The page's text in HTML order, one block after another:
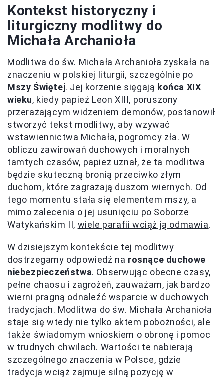
Kontekst historyczny i
liturgiczny modlitwy do
Michała Archanioła
Modlitwa do św. Michała Archanioła zyskała na
znaczeniu w polskiej liturgii, szczególnie po
Mszy Świętej. Jej korzenie sięgają końca XIX
wieku, kiedy papież Leon XIII, poruszony
przerażającym widzeniem demonów, postanowił
stworzyć tekst modlitwy, aby wzywać
wstawiennictwa Michała, pogromcy zła. W
obliczu zawirowań duchowych i moralnych
tamtych czasów, papież uznał, że ta modlitwa
będzie skuteczną bronią przeciwko złym
duchom, które zagrażają duszom wiernych. Od
tego momentu stała się elementem mszy, a
mimo zalecenia o jej usunięciu po Soborze
Watykańskim II, wiele parafii wciąż ją odmawia.
W dzisiejszym kontekście tej modlitwy
dostrzegamy odpowiedź na rosnące duchowe
niebezpieczeństwa. Obserwując obecne czasy,
pełne chaosu i zagrożeń, zauważam, jak bardzo
wierni pragną odnaleźć wsparcie w duchowych
tradycjach. Modlitwa do św. Michała Archanioła
staje się wtedy nie tylko aktem pobożności, ale
także świadomym wnioskiem o obronę i pomoc
w trudnych chwilach. Wartości te nabierają
szczególnego znaczenia w Polsce, gdzie
tradycja wciąż zajmuje silną pozycję w